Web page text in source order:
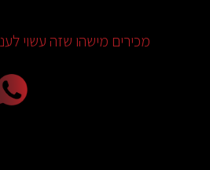
מכירים מישהו שזה עשוי